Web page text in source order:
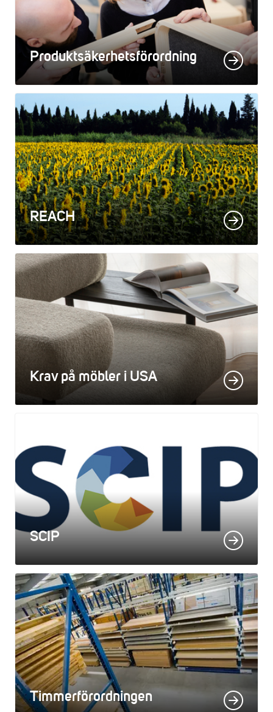
Produktsäkerhetsförordning
REACH
Krav på möbler i USA
SCIP
Timmerförordningen